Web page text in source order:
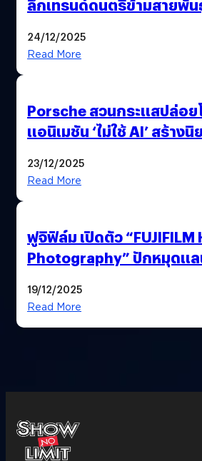
ลึกเทรนด์ดนตรีข้ามสายพั
24/12/2025
Read More
Porsche สวนกระแสปล่อ
แอนิเมชัน ‘ไม่ใช้ AI’ สร้าง
23/12/2025
Read More
ฟูจิฟิล์ม เปิดตัว “FUJIFILM
Photography” ปักหมุดแ
19/12/2025
Read More